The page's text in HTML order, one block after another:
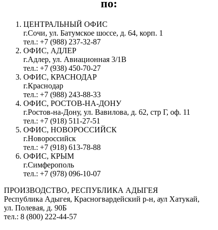
по:
ЦЕНТРАЛЬНЫЙ ОФИС
г.Сочи, ул. Батумское шоссе, д. 64, корп. 1
тел.: +7 (988) 237-32-87
ОФИС, АДЛЕР
г.Адлер, ул. Авиационная 3/1В
тел.: +7 (938) 450-70-27
ОФИС, КРАСНОДАР
г.Краснодар
тел.: +7 (988) 243-88-33
ОФИС, РОСТОВ-НА-ДОНУ
г.Ростов-на-Дону, ул. Вавилова, д. 62, стр Г, оф. 11
тел.: +7 (918) 511-27-51
ОФИС, НОВОРОССИЙСК
г.Новороссийск
тел.: +7 (918) 613-78-88
ОФИС, КРЫМ
г.Симферополь
тел.: +7 (978) 096-10-07
ПРОИЗВОДСТВО, РЕСПУБЛИКА АДЫГЕЯ
Республика Адыгея, Красногвардейский р-н, аул Хатукай,
ул. Полевая, д. 90Б
тел.: 8 (800) 222-44-57